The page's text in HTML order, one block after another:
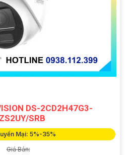
DS-2CD2H47G3-
SRB
Mại: 5%-35%
Giá Bán: